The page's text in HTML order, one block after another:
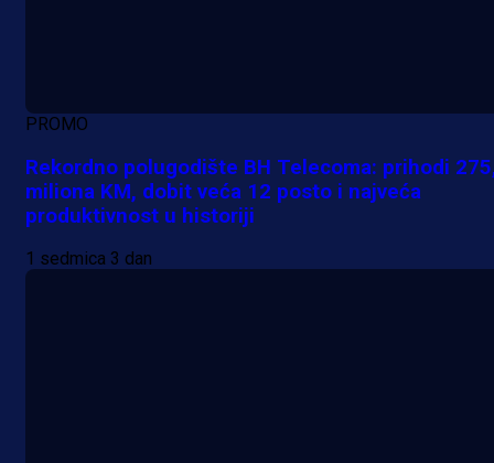
PROMO
Rekordno polugodište BH Telecoma: prihodi
miliona KM, dobit veća 12 posto i najveća
produktivnost u historiji
1 sedmica 3 dan